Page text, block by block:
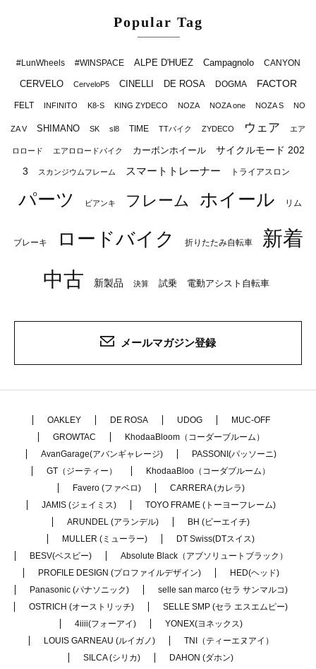
Popular Tag
#LunWheels #WINSPACE ALPE D'HUEZ Campagnolo CANYON
CERVELO CerveloP5 CINELLI DE ROSA DOGMA FACTOR
FELT INFINITO K8-S KING ZYDECO NOZA NOZA one NOZA S NO
ZA V SHIMANO SK sl8 TIME TTバイク ZYDECO ウェア エア
ロロード エアロロードバイク カーボンホイール
サイクルモード 202
3
スカンジウムフレーム スマートトレーナー トライアスロン
パーツ ビアンキ フレーム ホイール リム
ブレーキ ロードバイク 折りたたみ自転車
新着
中古
新製品 決算 試乗 電動アシスト自転車
メールマガジン登録
OAKLEY DE ROSA UDOG
MUC-OFF
GROWTAC
KhodaaBloom（コーダーブルーム）
AvanGarage(アバンギャレージ)
PASSONI(パッソーニ)
GT（ジーティー）
KhodaaBloo（コーダブルーム）
Favero (ファベロ)
CARRERA (カレラ)
JAMIS (ジェイミス)
TOYO FRAME (トーヨーフレーム)
ARUNDEL (アランデル)
BH (ビーエイチ)
MULLER (ミューラー)
DT Swiss(DTスイス)
BESV(ベスビー)
Absolute Black（アブソリュートブラック）
PROFILE DESIGN (プロファイルデザイン)
HED(ヘッド)
Panasonic (パナソニック)
selle san marco (セラ サンマルコ)
OSTRICH (オーストリッチ)
SELLE SMP (セラ エスエムピー)
4iiii(フォーアイ)
YONEX(ヨネックス)
LOUIS GARNEAU (ルイガノ)
TNI（ティーエヌアイ）
SILCA (シリカ)
DAHON (ダホン)